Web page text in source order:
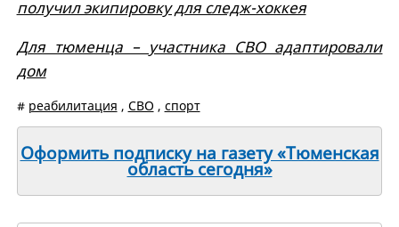
получил экипировку для следж-хоккея
Для тюменца – участника СВО адаптировали
дом
# реабилитация , СВО , спорт
Оформить подписку на газету «Тюменская
область сегодня»